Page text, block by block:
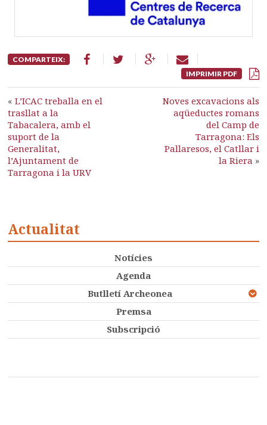
COMPARTEIX:
IMPRIMIR PDF
«L’ICAC treballa en el
trasllat a la
Tabacalera, amb el
suport de la
Generalitat,
l’Ajuntament de
Tarragona i la URV
Noves excavacions als
aqüeductes romans
del Camp de
Tarragona: Els
Pallaresos, el Catllar i
la Riera »
Actualitat
Notícies
Agenda
Butlletí Archeonea
Premsa
Subscripció